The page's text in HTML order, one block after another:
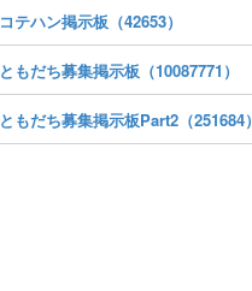
コテハン掲示板（42653）
ともだち募集掲示板（10087771）
ともだち募集掲示板Part2（251684）